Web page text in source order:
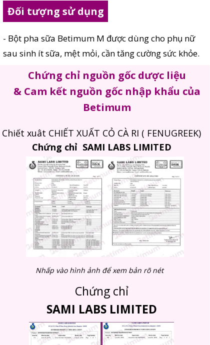
Đối tượng sử dụng
- Bột pha sữa Betimum M được dùng cho phụ nữ
sau sinh ít sữa, mệt mỏi, cần tăng cường sức khỏe.
Chứng chỉ nguồn gốc dược liệu
& Cam kết nguồn gốc nhập khẩu của
Betimum
Chứng chỉ
SAMI LABS LIMITED
Nhấp vào hình ảnh để xem bản rõ nét
Chiết xuât CHIẾT XUẤT CỎ CÀ RI ( FENUGREEK)
Chứng chỉ SAMI LABS LIMITED